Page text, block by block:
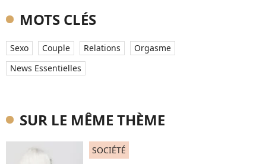
MOTS CLÉS
Sexo Couple Relations
Orgasme
News Essentielles
SUR LE MÊME THÈME
SOCIÉTÉ